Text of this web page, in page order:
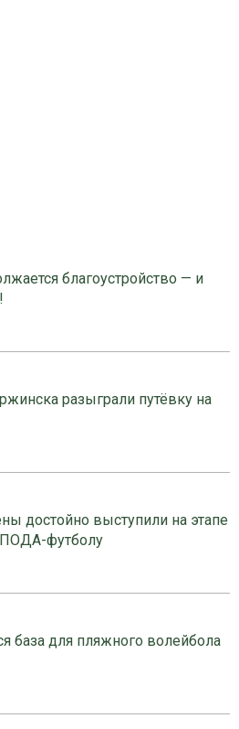
благоустройство — и
разыграли путёвку на
достойно выступили на этапе
футболу
база для пляжного волейбола